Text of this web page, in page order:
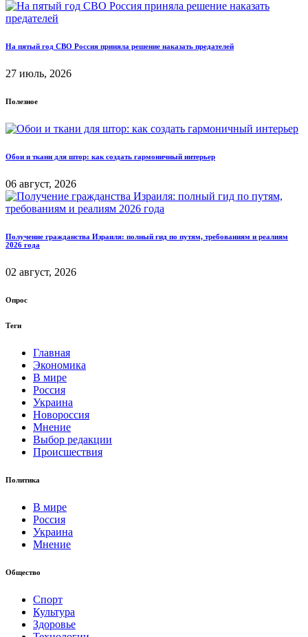
На пятый год СВО Россия приняла решение наказать предателей
27 июль, 2026
Полезное
Обои и ткани для штор: как создать гармоничный интерьер
06 август, 2026
Получение гражданства Израиля: полный гид по путям, требованиям и реалиям
2026 года
02 август, 2026
Опрос
Теги
Главная
Экономика
В мире
Россия
Украина
Новороссия
Мнение
Выбор редакции
Происшествия
Политика
В мире
Россия
Украина
Мнение
Общество
Спорт
Культура
Здоровье